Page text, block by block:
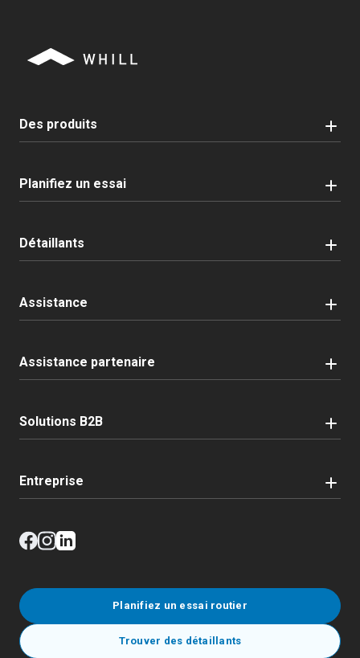
Des produits
Planifiez un essai
Détaillants
Assistance
Assistance partenaire
Solutions B2B
Entreprise
Planifiez un essai routier
Trouver des détaillants